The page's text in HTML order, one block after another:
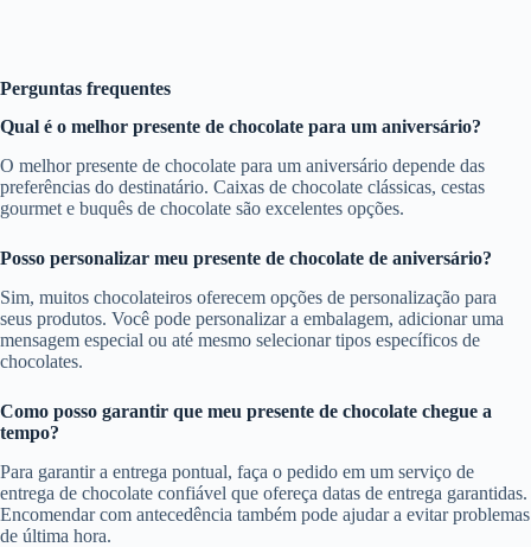
Perguntas frequentes
Qual é o melhor presente de chocolate para um aniversário?
O melhor presente de chocolate para um aniversário depende das
preferências do destinatário. Caixas de chocolate clássicas, cestas
gourmet e buquês de chocolate são excelentes opções.
Posso personalizar meu presente de chocolate de aniversário?
Sim, muitos chocolateiros oferecem opções de personalização para
seus produtos. Você pode personalizar a embalagem, adicionar uma
mensagem especial ou até mesmo selecionar tipos específicos de
chocolates.
Como posso garantir que meu presente de chocolate chegue a
tempo?
Para garantir a entrega pontual, faça o pedido em um serviço de
entrega de chocolate confiável que ofereça datas de entrega garantidas.
Encomendar com antecedência também pode ajudar a evitar problemas
de última hora.